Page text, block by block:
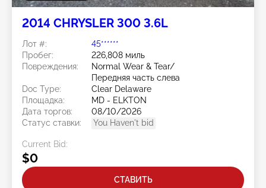
2014 CHRYSLER 300 3.6L
Лот #:
45******
Пробег:
226,808 миль
Повреждения:
Normal Wear & Tear/
Передняя часть слева
Doc Type:
Clear Delaware
Площадка:
MD - ELKTON
Дата торгов:
08/10/2026
Статус ставки:
You Haven't bid
Current Bid:
$0
СТАВИТЬ